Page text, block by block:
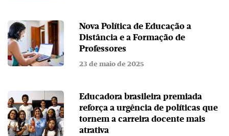
Nova Política de Educação a
Distância e a Formação de
Professores
23 de maio de 2025
Educadora brasileira premiada
reforça a urgência de políticas que
tornem a carreira docente mais
atrativa